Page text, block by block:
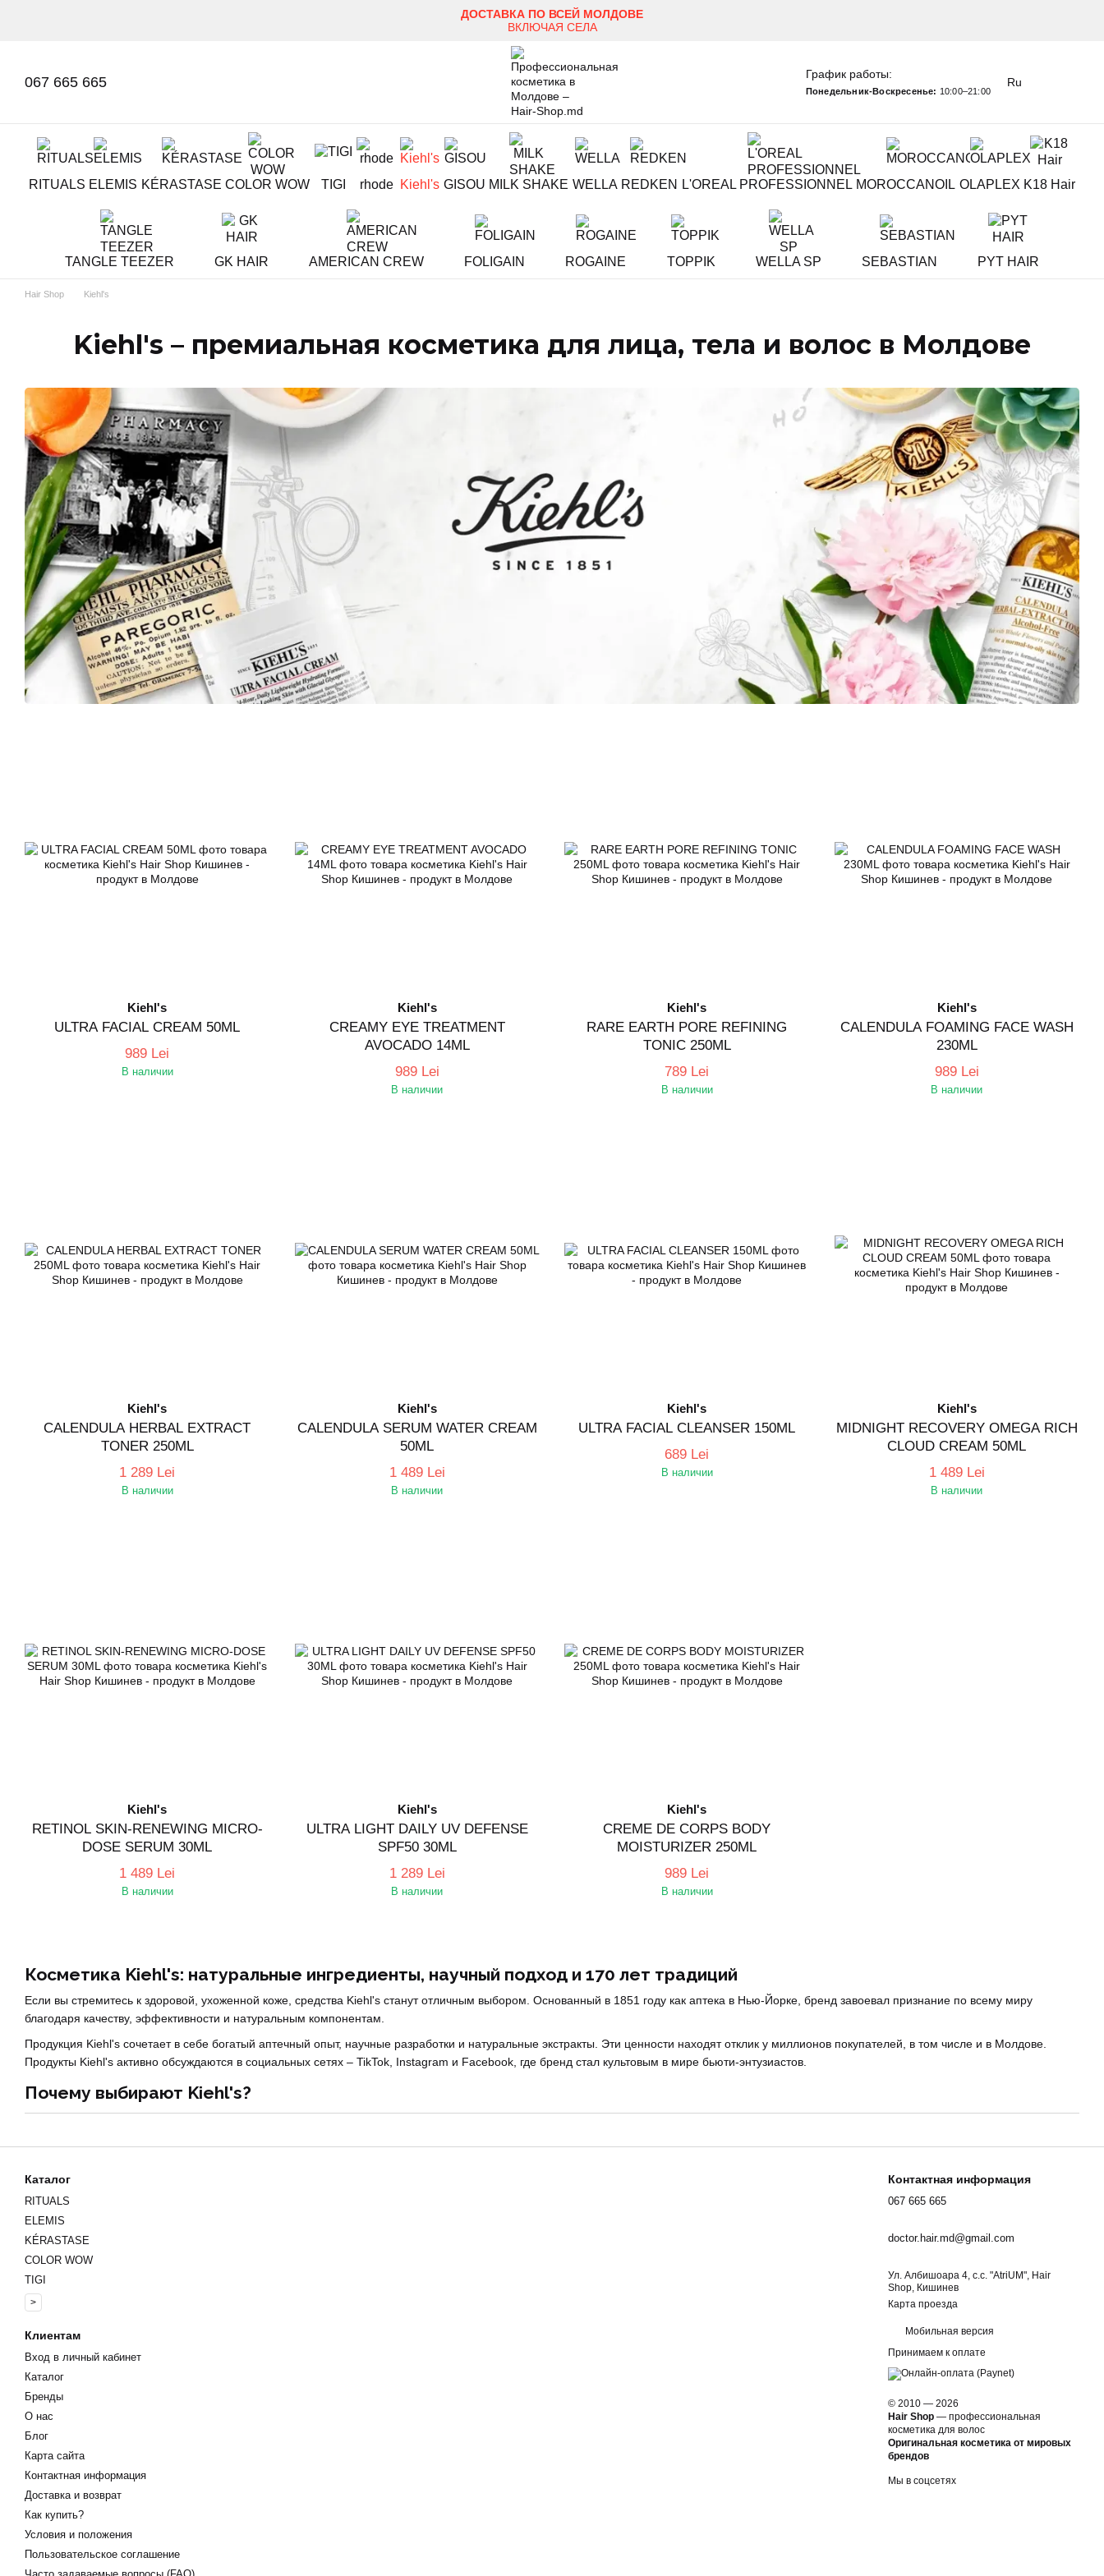
ДОСТАВКА ПО ВСЕЙ МОЛДОВЕ
ВКЛЮЧАЯ СЕЛА
067 665 665 График работы:
Понедельник-Воскресенье: 10:00–21:00
Ru
RITUALS ELEMIS KÉRASTASE COLOR WOW TIGI rhode Kiehl's GISOU MILK SHAKE WELLA REDKEN L'OREAL PROFESSIONNEL MOROCCANOIL OLAPLEX K18 Hair
TANGLE TEEZER GK HAIR AMERICAN CREW FOLIGAIN ROGAINE TOPPIK WELLA SP SEBASTIAN PYT HAIR
Hair Shop Kiehl's
Kiehl's – премиальная косметика для лица, тела и волос в Молдове
Косметика Kiehl's: натуральные ингредиенты, научный подход и 170 лет традиций
Если вы стремитесь к здоровой, ухоженной коже, средства Kiehl's станут отличным выбором. Основанный в 1851 году как аптека в Нью-Йорке, бренд завоевал признание по всему миру
благодаря качеству, эффективности и натуральным компонентам.
Продукция Kiehl's сочетает в себе богатый аптечный опыт, научные разработки и натуральные экстракты. Эти ценности находят отклик у миллионов покупателей, в том числе и в Молдове.
Продукты Kiehl's активно обсуждаются в социальных сетях – TikTok, Instagram и Facebook, где бренд стал культовым в мире бьюти-энтузиастов.
Почему выбирают Kiehl's?
Широкий ассортимент:кремы, сыворотки, маски, тоники, шампуни, бальзамы – всё для комплексного ухода за кожей и волосами.
Бестселлеры Kiehl's – хитовые позиции
Kiehl's
ULTRA FACIAL CREAM 50ML
989 Lei
В наличии
Kiehl's
CREAMY EYE TREATMENT
AVOCADO 14ML
989 Lei
В наличии
Kiehl's
RARE EARTH PORE REFINING
TONIC 250ML
789 Lei
В наличии
Kiehl's
CALENDULA FOAMING FACE WASH
230ML
989 Lei
В наличии
Kiehl's
CALENDULA HERBAL EXTRACT
TONER 250ML
1 289 Lei
В наличии
Kiehl's
CALENDULA SERUM WATER CREAM
50ML
1 489 Lei
В наличии
Kiehl's
ULTRA FACIAL CLEANSER 150ML
689 Lei
В наличии
Kiehl's
MIDNIGHT RECOVERY OMEGA RICH
CLOUD CREAM 50ML
1 489 Lei
В наличии
Kiehl's
RETINOL SKIN-RENEWING MICRO-
DOSE SERUM 30ML
1 489 Lei
В наличии
Kiehl's
ULTRA LIGHT DAILY UV DEFENSE
SPF50 30ML
1 289 Lei
В наличии
Kiehl's
CREME DE CORPS BODY
MOISTURIZER 250ML
989 Lei
В наличии
Каталог
RITUALS
ELEMIS
KÉRASTASE
COLOR WOW
TIGI
>
Клиентам
Вход в личный кабинет
Каталог
Бренды
О нас
Блог
Карта сайта
Контактная информация
Доставка и возврат
Как купить?
Условия и положения
Пользовательское соглашение
Контактная информация
067 665 665
doctor.hair.md@gmail.com
Ул. Албишоара 4, c.c. "AtriUM", Hair
Shop, Кишинев
Карта проезда
Мобильная версия
Принимаем к оплате
© 2010 — 2026
Hair Shop —профессиональная
косметика для волос
Оригинальная косметика от мировых
брендов
Мы в соцсетях